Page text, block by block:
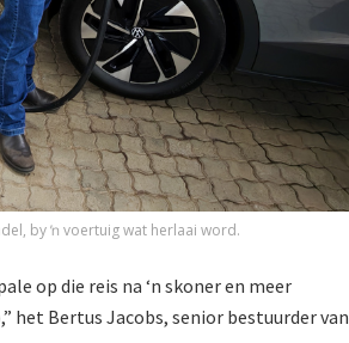
by ŉ voertuig wat herlaai word.
op die reis na ‘n skoner en meer
het Bertus Jacobs, senior bestuurder van